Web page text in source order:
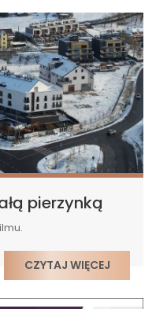
pierzynką
CZYTAJ WIĘCEJ